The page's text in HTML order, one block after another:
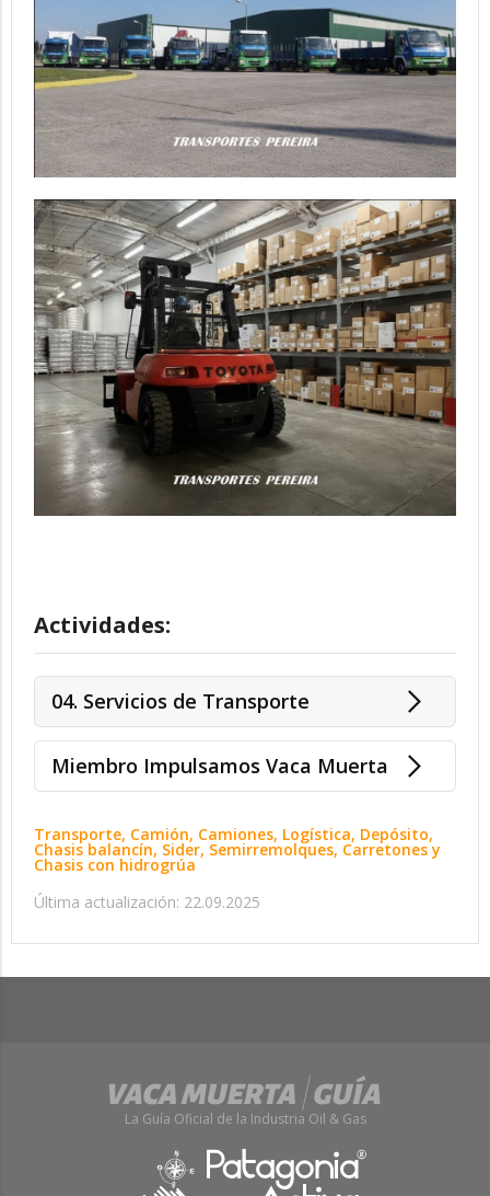
Actividades:
04. Servicios de Transporte
Miembro Impulsamos Vaca Muerta
Transporte, Camión, Camiones, Logística, Depósito,
Chasis balancín, Sider, Semirremolques, Carretones y
Chasis con hidrogrúa
Última actualización: 22.09.2025
La Guía Oficial de la Industria Oil & Gas